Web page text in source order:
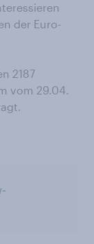
der Euro-
2187
vom 29.04.